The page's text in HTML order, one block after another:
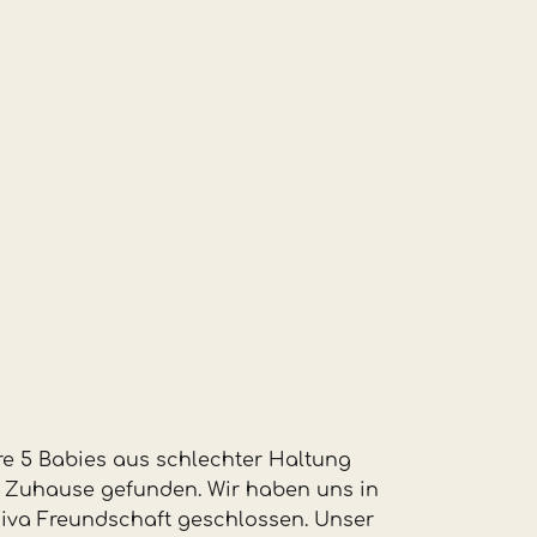
5 Babies aus schlechter Haltung
gefunden. Wir haben uns in
Freundschaft geschlossen. Unser